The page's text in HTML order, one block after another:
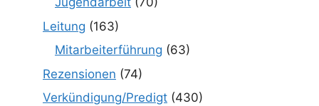
Leitung (163)
Mitarbeiterführung (63)
Rezensionen (74)
Verkündigung/Predigt (430)